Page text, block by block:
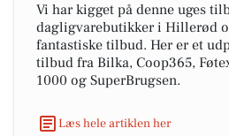
Vi har kigget på denne uges
dagligvarebutikker i Hillerød
fantastiske tilbud. Her er et
tilbud fra Bilka, Coop365,
1000 og SuperBrugsen.
Læs hele artiklen her